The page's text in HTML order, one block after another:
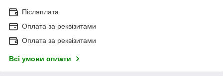
Післяплата
Оплата за реквізитами
Оплата за реквізитами
Всі умови оплати